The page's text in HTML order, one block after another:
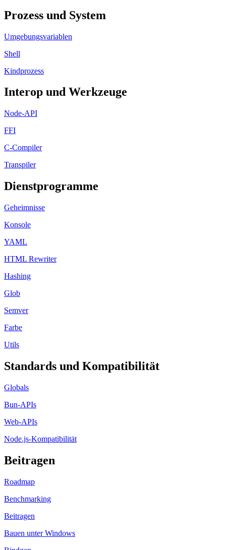
Prozess und System
Umgebungsvariablen
Shell
Kindprozess
Interop und Werkzeuge
Node-API
FFI
C-Compiler
Transpiler
Dienstprogramme
Geheimnisse
Konsole
YAML
HTML Rewriter
Hashing
Glob
Semver
Farbe
Utils
Standards und Kompatibilität
Globals
Bun-APIs
Web-APIs
Node.js-Kompatibilität
Beitragen
Roadmap
Benchmarking
Beitragen
Bauen unter Windows